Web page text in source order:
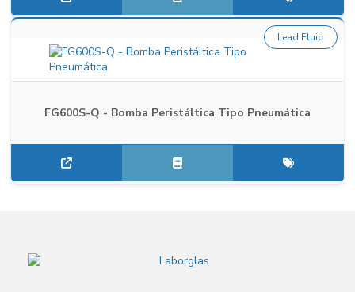
FG600S-Q - Bomba Peristáltica Tipo Pneumática
Lead Fluid